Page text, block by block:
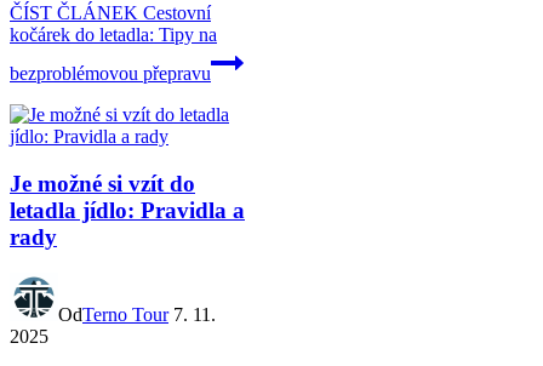
ČÍST ČLÁNEK Cestovní
kočárek do letadla: Tipy na
bezproblémovou přepravu
Je možné si vzít do
letadla jídlo: Pravidla a
rady
OdTerno Tour 7. 11.
2025